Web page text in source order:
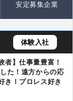
安定募集企業
体験入社
者】仕事量豊富！
た！遠方からの応
！プロレス好き